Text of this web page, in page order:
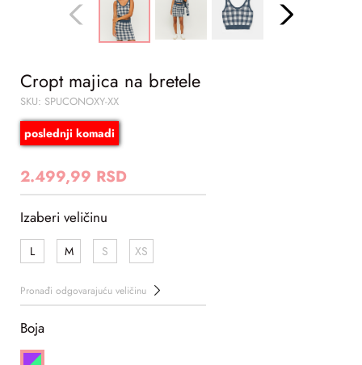
Cropt majica na bretele
SKU: SPUCONOXY-XX
poslednji komadi
2.499,99 RSD
Izaberi veličinu
L M S XS
Pronađi odgovarajuću veličinu
Boja